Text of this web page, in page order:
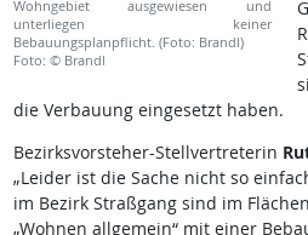
Wohngebiet ausgewiesen und
unterliegen keiner
Bebauungsplanpflicht. (Foto: Brandl)
Foto: © Brandl
die Verbauung eingesetzt haben.
Bezirksvorsteher-Stellvertreterin
„Leider ist die Sache nicht so
im Bezirk Straßgang sind im
„Wohnen allgemein“ mit einer